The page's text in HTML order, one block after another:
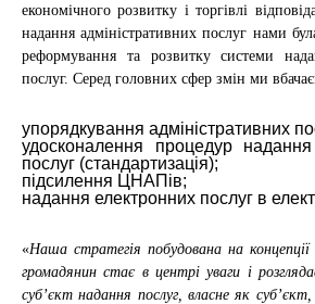
економічного розвитку і торгівлі
надання адміністративних послуг нами
реформування та розвитку системи
послуг. Серед головних сфер змін ми
упорядкування адміністративних
удосконалення процедур надання
послуг (стандартизація);
підсилення ЦНАПів;
надання електронних послуг в
«Наша стратегія побудована на концепції
громадянин стає в центрі уваги і
суб’єкт надання послуг, власне як суб’єкт,